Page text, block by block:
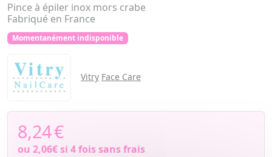
Pince à épiler inox mors crabe
Fabriqué en France
Momentanément indisponible
Vitry Face Care
8,24€
ou 2,06€si 4 fois sans frais